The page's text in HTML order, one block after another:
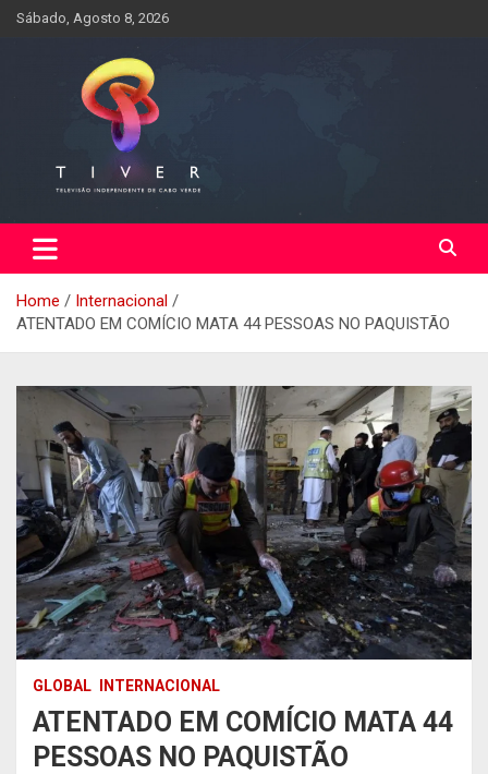
SkipSábado, Agosto 8, 2026
Home
Internacional
ATENTADO EM COMÍCIO MATA 44 PESSOAS NO PAQUISTÃO
GLOBAL INTERNACIONAL
ATENTADO EM COMÍCIO MATA 44
PESSOAS NO PAQUISTÃO